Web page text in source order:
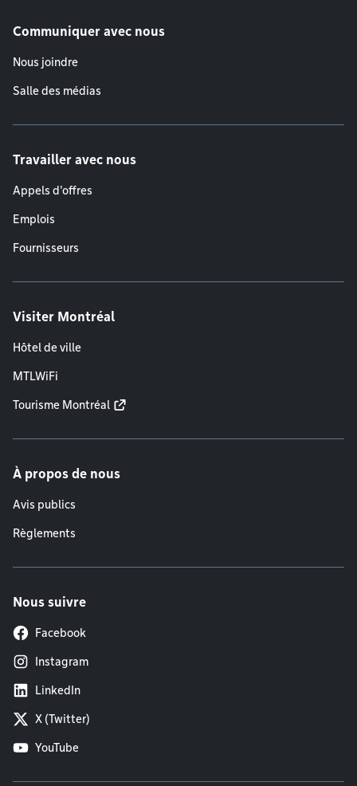
Communiquer avec nous
Nous joindre
Salle des médias
Travailler avec nous
Appels d'offres
Emplois
Fournisseurs
Visiter Montréal
Hôtel de ville
MTLWiFi
Tourisme Montréal
À propos de nous
Avis publics
Règlements
Nous suivre
Facebook
Instagram
LinkedIn
X (Twitter)
YouTube